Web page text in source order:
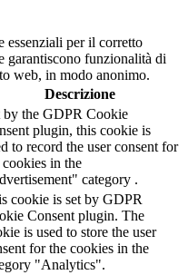
essenziali per il corretto
garantiscono funzionalità di
web, in modo anonimo.
Descrizione
by the GDPR Cookie
plugin, this cookie is
to record the user consent for
cookies in the
category .
cookie is set by GDPR
Consent plugin. The
is used to store the user
for the cookies in the
"Analytics".